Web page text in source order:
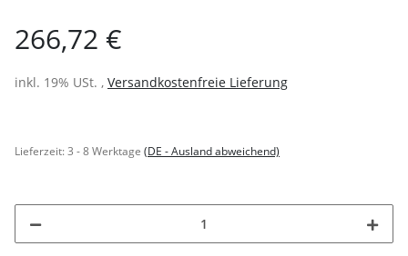
266,72 €
inkl. 19% USt. , Versandkostenfreie Lieferung
Lieferzeit:3 - 8 Werktage (DE - Ausland abweichend)